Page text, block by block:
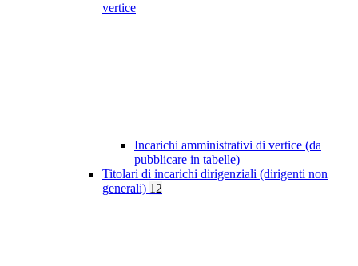
vertice
Incarichi amministrativi di vertice (da
pubblicare in tabelle)
Titolari di incarichi dirigenziali (dirigenti non
generali) 12